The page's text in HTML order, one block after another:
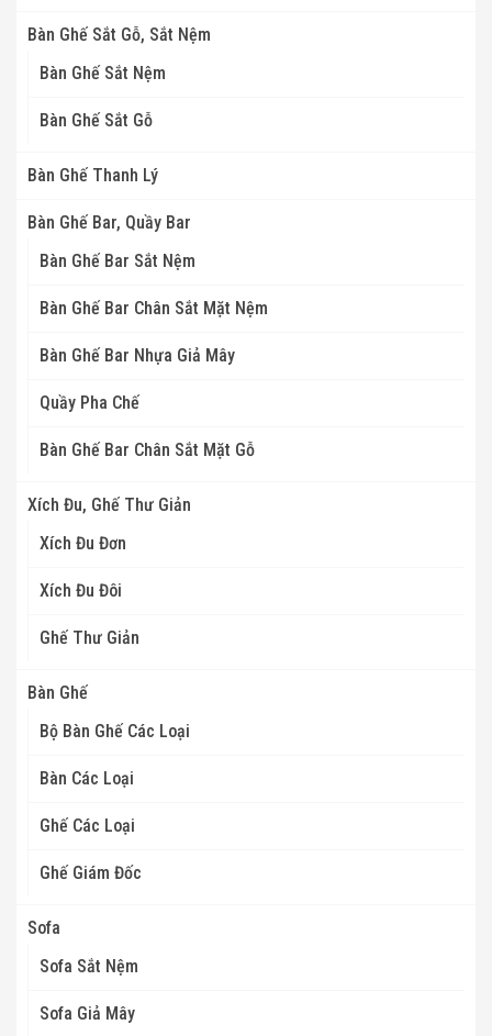
Bàn Ghế Sắt Gỗ, Sắt Nệm
Bàn Ghế Sắt Nệm
Bàn Ghế Sắt Gỗ
Bàn Ghế Thanh Lý
Bàn Ghế Bar, Quầy Bar
Bàn Ghế Bar Sắt Nệm
Bàn Ghế Bar Chân Sắt Mặt Nệm
Bàn Ghế Bar Nhựa Giả Mây
Quầy Pha Chế
Bàn Ghế Bar Chân Sắt Mặt Gỗ
Xích Đu, Ghế Thư Giản
Xích Đu Đơn
Xích Đu Đôi
Ghế Thư Giản
Bàn Ghế
Bộ Bàn Ghế Các Loại
Bàn Các Loại
Ghế Các Loại
Ghế Giám Đốc
Sofa
Sofa Sắt Nệm
Sofa Giả Mây